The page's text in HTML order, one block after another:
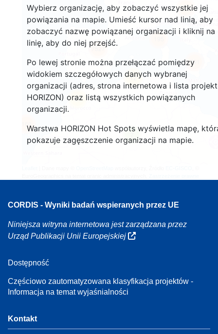
Wybierz organizację, aby zobaczyć wszystkie jej
powiązania na mapie. Umieść kursor nad linią, aby
zobaczyć nazwę powiązanej organizacji i kliknij na
linię, aby do niej przejść.
Po lewej stronie można przełączać pomiędzy
widokiem szczegółowych danych wybranej
organizacji (adres, strona internetowa i lista
HORIZON) oraz listą wszystkich powiązanych
organizacji.
Warstwa HORIZON Hot Spots wyświetla mapę,
pokazuje zagęszczenie organizacji na mapie.
12
7
61
160
791
9296
7527
CORDIS - Wyniki badań wspieranych przez UE
Niniejsza witryna internetowa jest zarządzana przez
Urząd Publikacji Unii Europejskiej
Dostępność
Częściowo zautomatyzowana klasyfikacja projektów -
Informacja na temat wyjaśnialności
Kontakt